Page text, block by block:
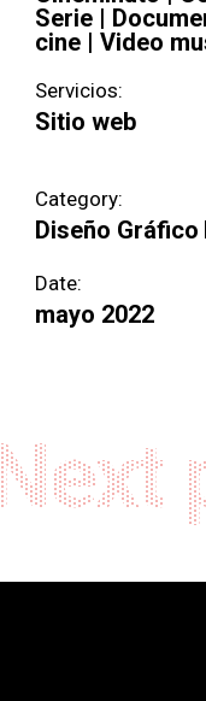
Serie |
cine | Video
Servicios:
Sitio web
Category:
Diseño Gráfico
Date:
mayo 2022